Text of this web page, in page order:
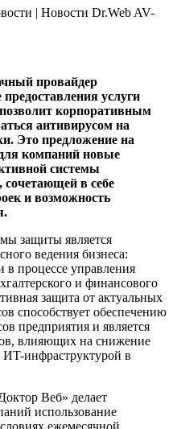
| Новости Dr.Web AV-
провайдер
услуги
корпоративным
антивирусом на
Это предложение на
компаний новые
системы
сочетающей в себе
и возможность
защиты является
ведения бизнеса:
в процессе управления
и финансового
защита от актуальных
способствует обеспечению
предприятия и является
влияющих на снижение
инфраструктурой в
Веб» делает
использование
ежемесячной